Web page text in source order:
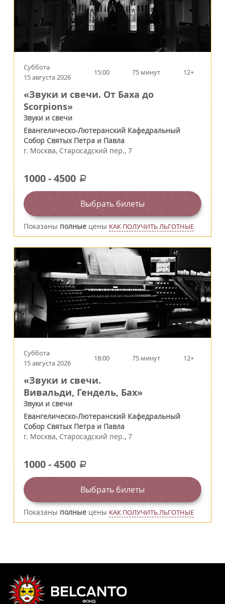
Суббота
15 августа 2026
15:00 75 минут 12+
«Звуки и свечи. От Баха до
Scorpions»
Звуки и свечи
Евангелическо-Лютеранский Кафедральный
Собор Святых Петра и Павла
г. Москва, Старосадский пер., 7
1000-4500 a
Выбрать билеты
Показаны полные цены КАК ПОЛУЧИТЬ ЛЬГОТНЫЕ
Суббота
15 августа 2026
18:00 75 минут 12+
«Звуки и свечи.
Вивальди, Гендель, Бах»
Звуки и свечи
Евангелическо-Лютеранский Кафедральный
Собор Святых Петра и Павла
г. Москва, Старосадский пер., 7
1000-4500 a
Выбрать билеты
Показаны полные цены КАК ПОЛУЧИТЬ ЛЬГОТНЫЕ